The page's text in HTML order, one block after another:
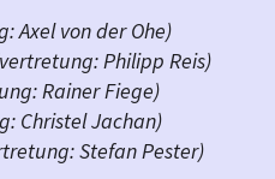
Axel von der Ohe)
Philipp Reis)
Rainer Fiege)
Christel Jachan)
Stefan Pester)